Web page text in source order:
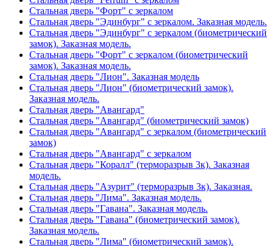
Стальная дверь "Форт" с зеркалом
Стальная дверь "Эдинбург" с зеркалом. Заказная модель.
Стальная дверь "Эдинбург" с зеркалом (биометрический
замок). Заказная модель.
Стальная дверь "Форт" с зеркалом (биометрический
замок). Заказная модель.
Стальная дверь "Лион". Заказная модель
Стальная дверь "Лион" (биометрический замок).
Заказная модель.
Стальная дверь "Авангард"
Стальная дверь "Авангард" (биометрический замок)
Стальная дверь "Авангард" с зеркалом (биометрический
замок)
Стальная дверь "Авангард" с зеркалом
Стальная дверь "Коралл" (терморазрыв 3к). Заказная
модель.
Стальная дверь "Азурит" (терморазрыв 3к). Заказная.
Стальная дверь "Лима". Заказная модель.
Стальная дверь "Гавана". Заказная модель.
Стальная дверь "Гавана" (биометрический замок).
Заказная модель.
Стальная дверь "Лима" (биометрический замок).